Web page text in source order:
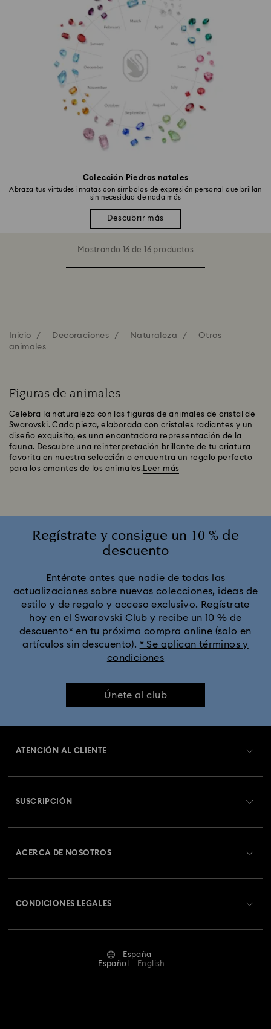
Colección Piedras natales
Abraza tus virtudes innatas con símbolos de expresión personal que brillan
sin necesidad de nada más
Descubrir más
Mostrando 16 de 16 productos
Inicio Decoraciones Naturaleza
Otros
animales
Figuras de animales
Celebra la naturaleza con las figuras de animales de cristal de
Swarovski. Cada pieza, elaborada con cristales radiantes y un
diseño exquisito, es una encantadora representación de la
fauna. Descubre una reinterpretación brillante de tu criatura
favorita en nuestra selección o encuentra un regalo perfecto
para los amantes de los animales.Leer más
Regístrate y consigue un 10 % de
descuento
Entérate antes que nadie de todas las
actualizaciones sobre nuevas colecciones, ideas de
estilo y de regalo y acceso exclusivo. Regístrate
hoy en el Swarovski Club y recibe un 10 % de
descuento* en tu próxima compra online (solo en
artículos sin descuento). * Se aplican términos y
condiciones
Únete al club
ATENCIÓN AL CLIENTE
Cambios y devoluciones
Estado de la reparación
SUSCRIPCIÓN
ACERCA DE NOSOTROS
CONDICIONES LEGALES
Terminos & Condiciones
España
Español
English